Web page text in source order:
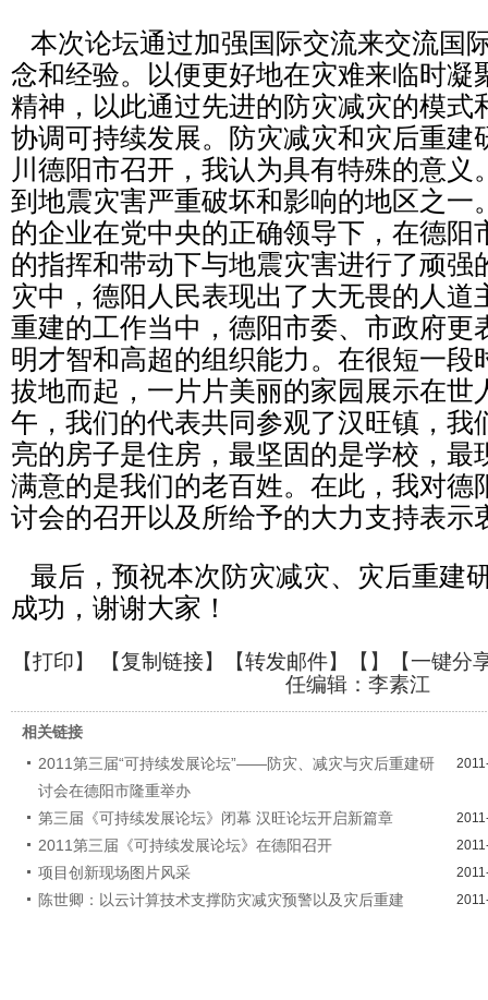
本次论坛通过加强国际交流来交流国
念和经验。以便更好地在灾难来临时凝
精神，以此通过先进的防灾减灾的模式
协调可持续发展。防灾减灾和灾后重建
川德阳市召开，我认为具有特殊的意义
到地震灾害严重破坏和影响的地区之一
的企业在党中央的正确领导下，在德阳
的指挥和带动下与地震灾害进行了顽强
灾中，德阳人民表现出了大无畏的人道
重建的工作当中，德阳市委、市政府更
明才智和高超的组织能力。在很短一段
拔地而起，一片片美丽的家园展示在世
午，我们的代表共同参观了汉旺镇，我
亮的房子是住房，最坚固的是学校，最
满意的是我们的老百姓。在此，我对德
讨会的召开以及所给予的大力支持表示
最后，预祝本次防灾减灾、灾后重建
成功，谢谢大家！
【打印】 【复制链接】【转发邮件】【 】
【一键分
任编辑：李素江
相关链接
2011第三届“可持续发展论坛”——防灾、减灾与灾后重建研
讨会在德阳市隆重举办
第三届《可持续发展论坛》闭幕 汉旺论坛开启新篇章
2011第三届《可持续发展论坛》在德阳召开
项目创新现场图片风采
陈世卿：以云计算技术支撑防灾减灾预警以及灾后重建